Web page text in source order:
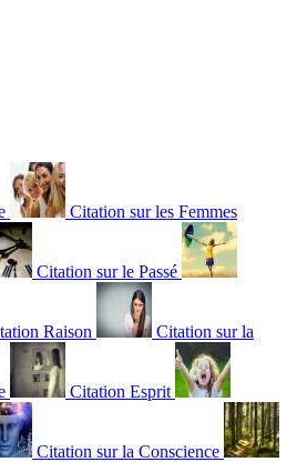
Citation sur les Femmes
Citation sur le Passé
Raison Citation sur la
Citation Esprit
Citation sur la Conscience